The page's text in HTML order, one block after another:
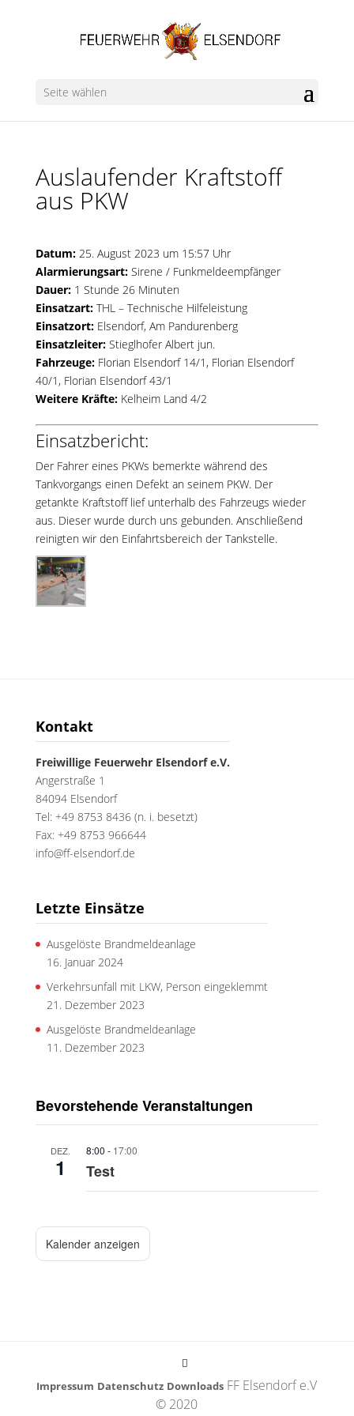
Seite wählen
Auslaufender Kraftstoff
aus PKW
Datum:25. August 2023 um 15:57 Uhr
Alarmierungsart:Sirene / Funkmeldeempfänger
Dauer:1 Stunde 26 Minuten
Einsatzart:THL – Technische Hilfeleistung
Einsatzort:Elsendorf, Am Pandurenberg
Einsatzleiter:Stieglhofer Albert jun.
Fahrzeuge: Florian Elsendorf 14/1 , Florian Elsendorf
40/1 , Florian Elsendorf 43/1
Weitere Kräfte:Kelheim Land 4/2
Einsatzbericht:
Der Fahrer eines PKWs bemerkte während des
Tankvorgangs einen Defekt an seinem PKW. Der
getankte Kraftstoff lief unterhalb des Fahrzeugs wieder
aus. Dieser wurde durch uns gebunden. Anschließend
reinigten wir den Einfahrtsbereich der Tankstelle.
Kontakt
Freiwillige Feuerwehr Elsendorf e.V.
Angerstraße 1
84094 Elsendorf
Tel: +49 8753 8436 (n. i. besetzt)
Fax: +49 8753 966644
info@ff-elsendorf.de
Letzte Einsätze
Ausgelöste Brandmeldeanlage
16. Januar 2024
Verkehrsunfall mit LKW, Person eingeklemmt
21. Dezember 2023
Ausgelöste Brandmeldeanlage
11. Dezember 2023
Bevorstehende Veranstaltungen
DEZ.
1
8:00 - 17:00
Test
Kalender anzeigen
Impressum Datenschutz Downloads FF Elsendorf e.V
© 2020